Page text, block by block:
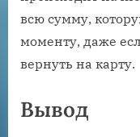
всю сумму,
моменту, даже
вернуть на карту.
Вывод